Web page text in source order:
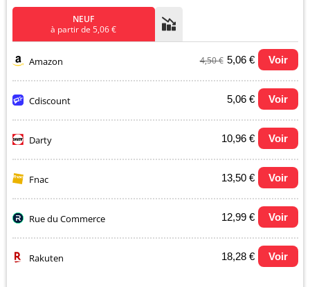
NEUF
à partir de 5,06 €
Amazon 4,50 € 5,06 € Voir
Cdiscount 5,06 € Voir
Darty 10,96 € Voir
Fnac 13,50 € Voir
Rue du Commerce 12,99 € Voir
Rakuten 18,28 € Voir